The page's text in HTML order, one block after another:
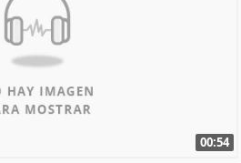
00:54